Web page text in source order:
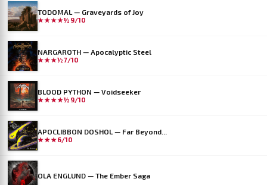
TODOMAL — Graveyards of Joy
★★★★½ 9/10
NARGAROTH — Apocalyptic Steel
★★★½7/10
BLOOD PYTHON — Voidseeker
★★★★½ 9/10
APOCLIBBON DOSHOL — Far Beyond...
★★★6/10
OLA ENGLUND — The Ember Saga